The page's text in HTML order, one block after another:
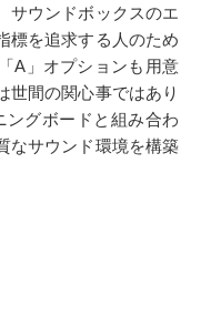
サウンドボックスのエ
標を追求する人のため
A」オプションも用意
世間の関心事ではあり
ングボードと組み合わ
なサウンド環境を構築